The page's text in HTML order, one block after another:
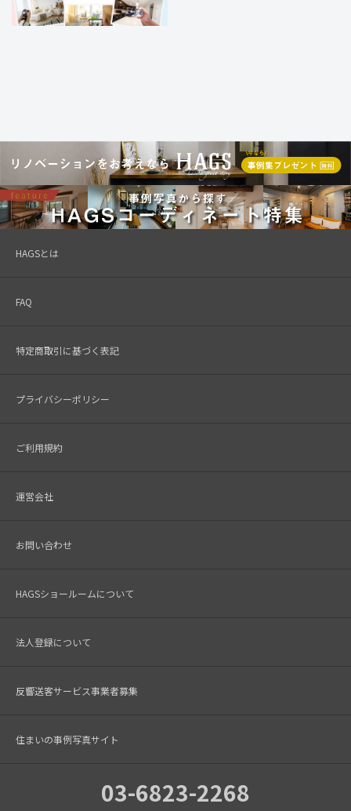
HAGSとは
FAQ
特定商取引に基づく表記
プライバシーポリシー
ご利用規約
運営会社
お問い合わせ
HAGSショールームについて
法人登録について
反響送客サービス事業者募集
住まいの事例写真サイト
03-6823-2268